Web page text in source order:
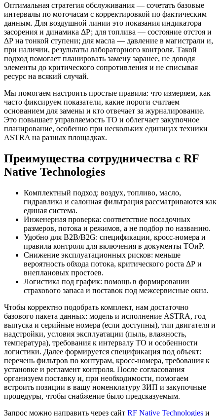
Оптимальная стратегия обслуживания — сочетать базовые
интервалы по моточасам с корректировкой по фактическим
данным. Для воздушной линии это показания индикатора
засорения и динамика ΔР; для топлива — состояние отстоя и
ΔР на тонкой ступени; для масла — давление в магистрали и,
при наличии, результаты лабораторного контроля. Такой
подход помогает планировать замену заранее, не доводя
элементы до критического сопротивления и не списывая
ресурс на всякий случай.
Мы помогаем настроить простые правила: что измеряем, как
часто фиксируем показатели, какие пороги считаем
основанием для замены и кто отвечает за журналирование.
Это повышает управляемость ТО и облегчает закупочное
планирование, особенно при нескольких единицах техники
ASTRA на разных площадках.
Преимущества сотрудничества с RF
Native Technologies
Комплектный подход: воздух, топливо, масло,
гидравлика и салонная фильтрация рассматриваются как
единая система.
Инженерная проверка: соответствие посадочных
размеров, потока и режимов, а не подбор по названию.
Удобно для B2B/В2G: спецификации, кросс-номера и
правила контроля для включения в документы ТОиР.
Снижение эксплуатационных рисков: меньше
вероятность обхода потока, критического роста ΔР и
внеплановых простоев.
Логистика под график: помощь в формировании
страхового запаса и поставок под межсервисные окна.
Чтобы корректно подобрать комплект, нам достаточно
базового пакета данных: модель и исполнение ASTRA, год
выпуска и серийные номера (если доступны), тип двигателя и
надстройки, условия эксплуатации (пыль, влажность,
температура), требования к интервалу ТО и особенности
логистики. Далее формируется спецификация под объект:
перечень фильтров по контурам, кросс-номера, требования к
установке и регламент контроля. После согласования
организуем поставку и, при необходимости, помогаем
встроить позиции в вашу номенклатуру ЗИП и закупочные
процедуры, чтобы снабжение было предсказуемым.
Запрос можно направить через сайт RF Native Technologies и